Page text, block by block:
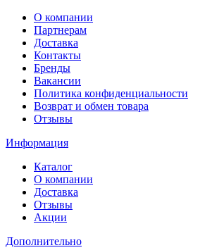
О компании
Партнерам
Доставка
Контакты
Бренды
Вакансии
Политика конфиденциальности
Возврат и обмен товара
Отзывы
Информация
Каталог
О компании
Доставка
Отзывы
Акции
Дополнительно